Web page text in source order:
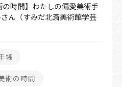
の時間】わたしの偏愛美術手
ん（すみだ北斎美術館学芸
帳
術の時間